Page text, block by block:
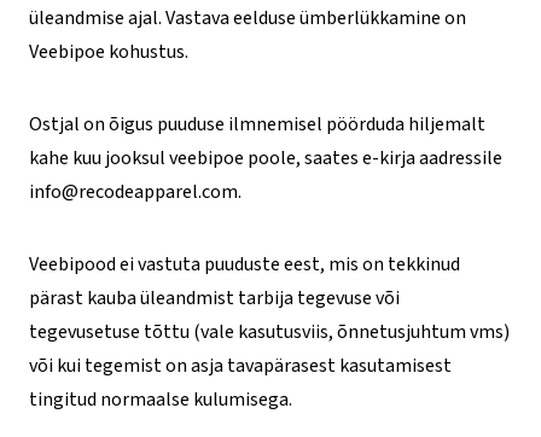
üleandmise ajal. Vastava eelduse ümberlükkamine on
Veebipoe kohustus.
Ostjal on õigus puuduse ilmnemisel pöörduda hiljemalt
kahe kuu jooksul veebipoe poole, saates e-kirja aadressile
info@recodeapparel.com.
Veebipood ei vastuta puuduste eest, mis on tekkinud
pärast kauba üleandmist tarbija tegevuse või
tegevusetuse tõttu (vale kasutusviis, õnnetusjuhtum vms)
või kui tegemist on asja tavapärasest kasutamisest
tingitud normaalse kulumisega.